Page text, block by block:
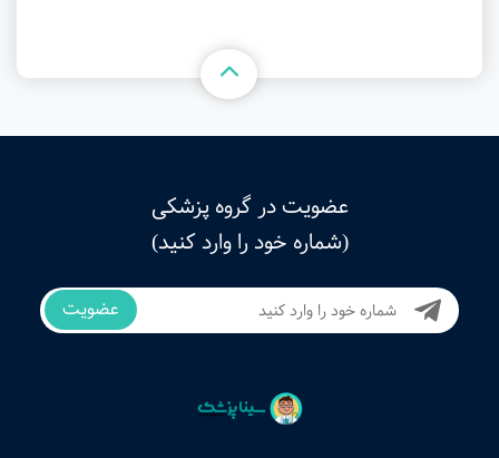
عضویت در گروه پزشکی
(شماره خود را وارد کنید)
عضویت